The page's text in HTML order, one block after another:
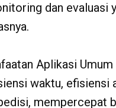
dan evaluasi
Aplikasi
waktu, efisiensi
mempercepat